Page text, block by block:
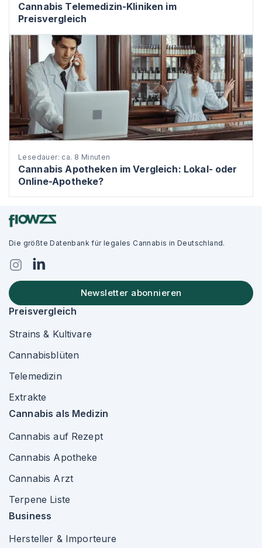
Cannabis Telemedizin-Kliniken im
Preisvergleich
Lesedauer: ca. 8 Minuten
Cannabis Apotheken im Vergleich: Lokal- oder
Online-Apotheke?
Die größte Datenbank für legales Cannabis in Deutschland.
Newsletter abonnieren
Preisvergleich
Strains & Kultivare
Cannabisblüten
Telemedizin
Extrakte
Cannabis als Medizin
Cannabis auf Rezept
Cannabis Apotheke
Cannabis Arzt
Terpene Liste
Business
Hersteller & Importeure